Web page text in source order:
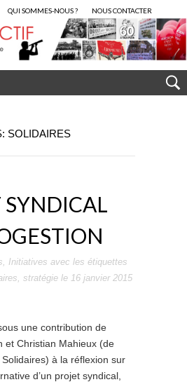
QUI SOMMES-NOUS ? NOUS CONTACTER
SOLIDAIRES
SYNDICAL
, Initiatives avec les étiquettes
, stratégie le 16 janvier 2015
une contribution de
et Christian Mahieux (de
Solidaires) à la réflexion sur
d’un projet syndical,